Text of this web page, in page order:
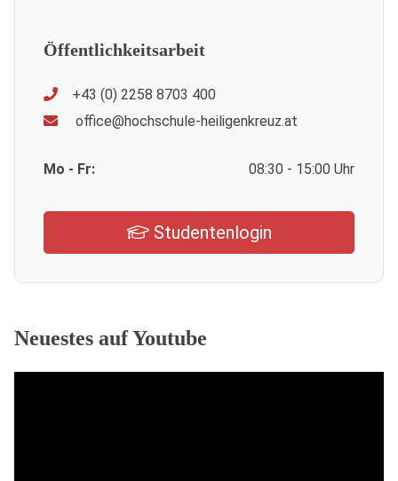
Öffentlichkeitsarbeit
+43 (0) 2258 8703 400
office@hochschule-heiligenkreuz.at
Mo - Fr: 08:30 - 15:00 Uhr
Studentenlogin
Neuestes auf Youtube